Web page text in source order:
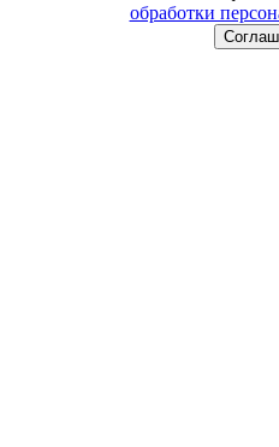
обработки